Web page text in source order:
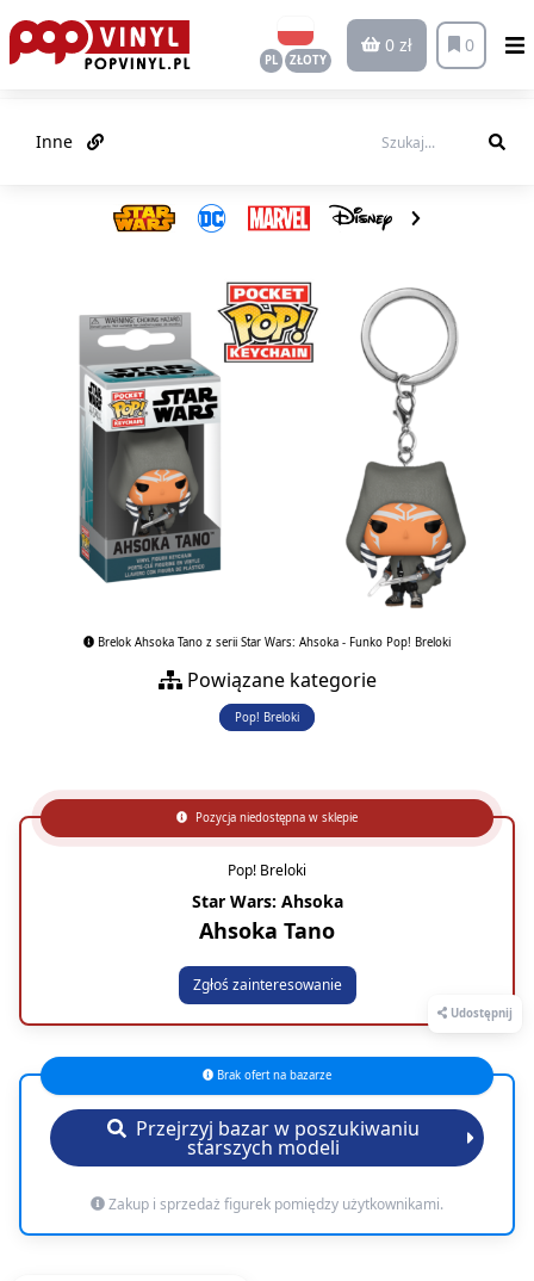
PL ZŁOTY
0 zł 0
Inne
Brelok Ahsoka Tano z serii Star Wars: Ahsoka - Funko Pop! Breloki
Powiązane kategorie
Pop! Breloki
Udostępnij
Pozycja niedostępna w sklepie
Pop! Breloki
Star Wars: Ahsoka
Ahsoka Tano
Zgłoś zainteresowanie
Brak ofert na bazarze
Przejrzyj bazar w poszukiwaniu
starszych modeli
Zakup i sprzedaż figurek pomiędzy użytkownikami.